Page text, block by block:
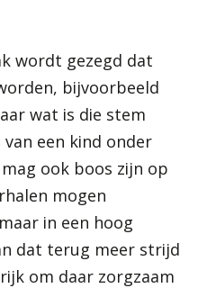
wordt gezegd dat
bijvoorbeeld
wat is die stem
een kind onder
ook boos zijn op
mogen
in een hoog
dat terug meer strijd
om daar zorgzaam